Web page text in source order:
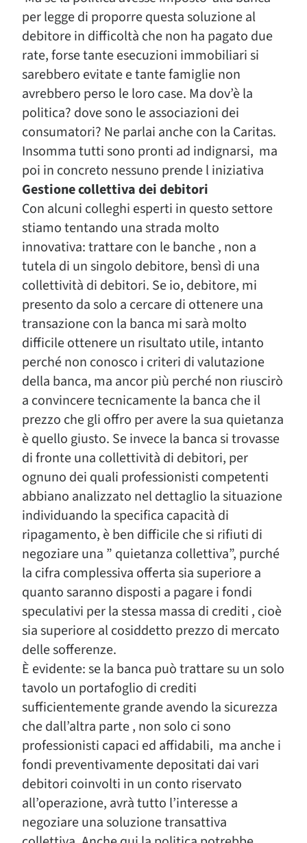
per legge di proporre questa soluzione al
debitore in difficoltà che non ha pagato due
rate, forse tante esecuzioni immobiliari si
sarebbero evitate e tante famiglie non
avrebbero perso le loro case. Ma dov’è la
politica? dove sono le associazioni dei
consumatori? Ne parlai anche con la Caritas.
Insomma tutti sono pronti ad indignarsi, ma
poi in concreto nessuno prende l iniziativa
Gestione collettiva dei debitori
Con alcuni colleghi esperti in questo settore
stiamo tentando una strada molto
innovativa: trattare con le banche , non a
tutela di un singolo debitore, bensì di una
collettività di debitori. Se io, debitore, mi
presento da solo a cercare di ottenere una
transazione con la banca mi sarà molto
difficile ottenere un risultato utile, intanto
perché non conosco i criteri di valutazione
della banca, ma ancor più perché non riuscirò
a convincere tecnicamente la banca che il
prezzo che gli offro per avere la sua quietanza
è quello giusto. Se invece la banca si trovasse
di fronte una collettività di debitori, per
ognuno dei quali professionisti competenti
abbiano analizzato nel dettaglio la situazione
individuando la specifica capacità di
ripagamento, è ben difficile che si rifiuti di
negoziare una ” quietanza collettiva”, purché
la cifra complessiva offerta sia superiore a
quanto saranno disposti a pagare i fondi
speculativi per la stessa massa di crediti , cioè
sia superiore al cosiddetto prezzo di mercato
delle sofferenze.
È evidente: se la banca può trattare su un solo
tavolo un portafoglio di crediti
sufficientemente grande avendo la sicurezza
che dall’altra parte , non solo ci sono
professionisti capaci ed affidabili, ma anche i
fondi preventivamente depositati dai vari
debitori coinvolti in un conto riservato
all’operazione, avrà tutto l’interesse a
negoziare una soluzione transattiva